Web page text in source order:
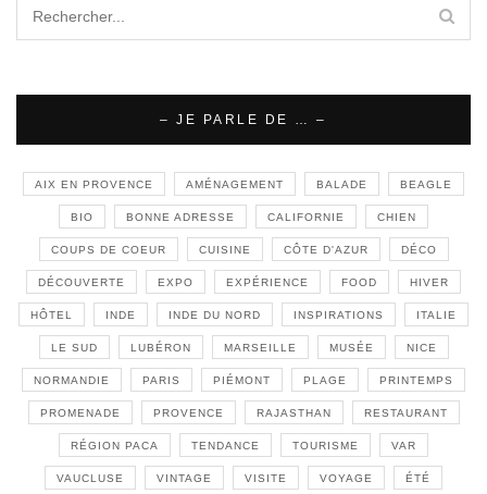
– JE PARLE DE … –
AIX EN PROVENCE AMÉNAGEMENT BALADE BEAGLE
BIO BONNE ADRESSE CALIFORNIE CHIEN
COUPS DE COEUR CUISINE CÔTE D'AZUR DÉCO
DÉCOUVERTE EXPO EXPÉRIENCE FOOD HIVER
HÔTEL INDE INDE DU NORD INSPIRATIONS ITALIE
LE SUD LUBÉRON MARSEILLE MUSÉE NICE
NORMANDIE PARIS PIÉMONT PLAGE PRINTEMPS
PROMENADE PROVENCE RAJASTHAN RESTAURANT
RÉGION PACA TENDANCE TOURISME VAR
VAUCLUSE VINTAGE VISITE VOYAGE ÉTÉ